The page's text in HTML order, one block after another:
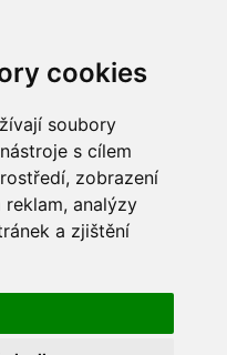
cookies
soubory
s cílem
zobrazení
reklam, analýzy
a zjištění